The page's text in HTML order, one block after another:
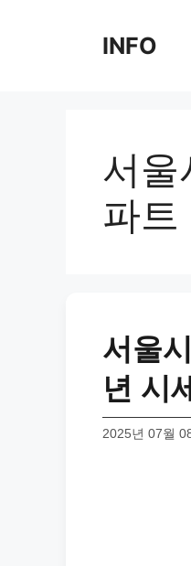
INFO
서울
파
서울
년 시
2025년 07월